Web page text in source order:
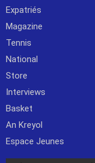
Expatriés
Magazine
Tennis
National
Store
Interviews
Basket
An Kreyol
Espace Jeunes